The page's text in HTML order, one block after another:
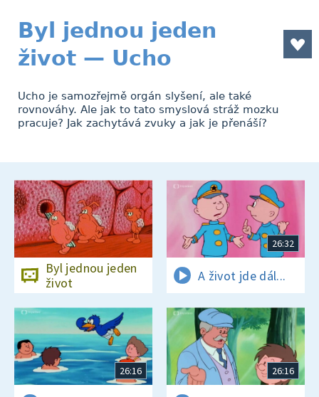
Byl jednou jeden
život — Ucho
Ucho je samozřejmě orgán slyšení, ale také
rovnováhy. Ale jak to tato smyslová stráž mozku
pracuje? Jak zachytává zvuky a jak je přenáší?
Byl jednou jeden
život
26:32
A život jde dál...
26:16 26:16